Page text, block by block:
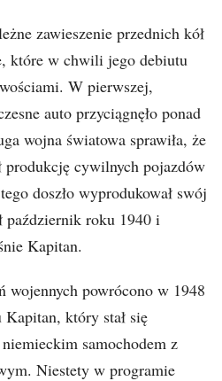
zawieszenie przednich kół
które w chwili jego debiutu
W pierwszej,
auto przyciągnęło ponad
wojna światowa sprawiła, że
produkcję cywilnych pojazdów
doszło wyprodukował swój
październik roku 1940 i
Kapitan.
wojennych powrócono w 1948
który stał się
samochodem z
Niestety w programie